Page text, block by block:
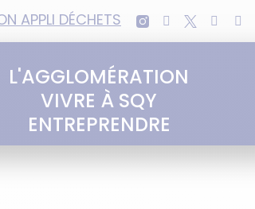
APPLI DÉCHETS
L'AGGLOMÉRATION
VIVRE À SQY
ENTREPRENDRE